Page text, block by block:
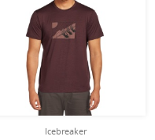
Icebreaker